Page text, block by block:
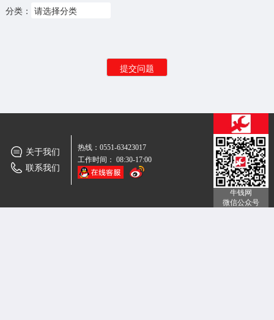
分类：
关于我们
联系我们
热线：0551-63423017
工作时间： 08:30-17:00
牛钱网
微信公众号